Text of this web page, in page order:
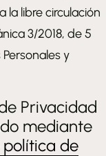
la libre circulación
3/2018, de 5
y
Privacidad
mediante
de